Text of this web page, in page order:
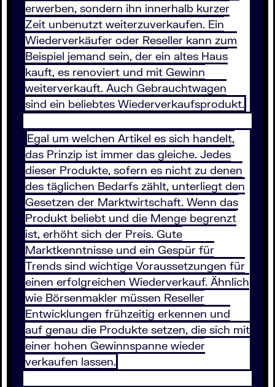
erwerben, sondern ihn innerhalb kurzer
Zeit unbenutzt weiterzuverkaufen. Ein
Wiederverkäufer oder Reseller kann zum
Beispiel jemand sein, der ein altes Haus
kauft, es renoviert und mit Gewinn
weiterverkauft. Auch Gebrauchtwagen
sind ein beliebtes Wiederverkaufsprodukt.
Egal um welchen Artikel es sich handelt,
das Prinzip ist immer das gleiche. Jedes
dieser Produkte, sofern es nicht zu denen
des täglichen Bedarfs zählt, unterliegt den
Gesetzen der Marktwirtschaft. Wenn das
Produkt beliebt und die Menge begrenzt
ist, erhöht sich der Preis. Gute
Marktkenntnisse und ein Gespür für
Trends sind wichtige Voraussetzungen für
einen erfolgreichen Wiederverkauf. Ähnlich
wie Börsenmakler müssen Reseller
Entwicklungen frühzeitig erkennen und
auf genau die Produkte setzen, die sich mit
einer hohen Gewinnspanne wieder
verkaufen lassen.